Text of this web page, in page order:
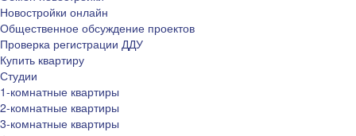
Новостройки онлайн
Общественное обсуждение проектов
Проверка регистрации ДДУ
Купить квартиру
Студии
1-комнатные квартиры
2-комнатные квартиры
3-комнатные квартиры